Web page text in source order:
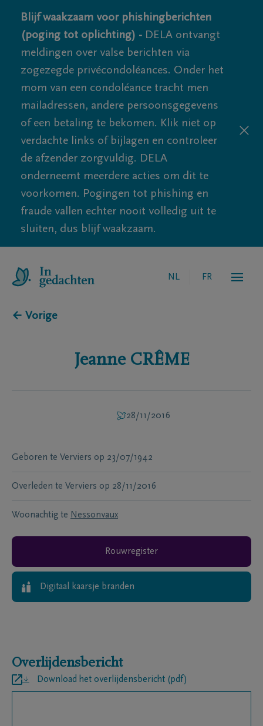
Blijf waakzaam voor phishingberichten
(poging tot oplichting) - DELA ontvangt
meldingen over valse berichten via
zogezegde privécondoléances. Onder het
mom van een condoléance tracht men
mailadressen, andere persoonsgegevens
of een betaling te bekomen. Klik niet op
verdachte links of bijlagen en controleer
de afzender zorgvuldig. DELA
onderneemt meerdere acties om dit te
voorkomen. Pogingen tot phishing en
fraude vallen echter nooit volledig uit te
sluiten, dus blijf waakzaam.
NL FR
← Vorige
Jeanne CRÊME
28/11/2016
Geboren te Verviers op 23/07/1942
Overleden te Verviers op 28/11/2016
Woonachtig te Nessonvaux
Rouwregister
Digitaal kaarsje branden
Overlijdensbericht
Download het overlijdensbericht (pdf)